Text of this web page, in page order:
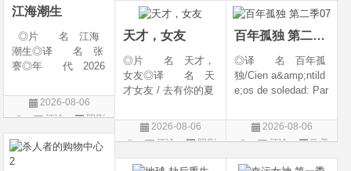
江海潮生
◎片 名 江海
潮生◎译 名 张
謇◎年 代 2026
陆◎类 别 传记
/ 历史 / 古装◎语
上映日期 2026-07-
20(中国大陆)◎
2026-08-06
评论
国剧
期 2026-08-04(中国
大陆)◎IMDb链接 t
言 汉语普通话◎上
映日期 2026-07
天才，女友
◎片 名 天才，
女友◎译 名 天
才女友 / 去有你的夏
年 代 2026◎
产 地 中国大陆
爱情◎语 言 汉
2026-08-06
评论
国剧
百年孤独 第二季07
◎译 名 百年孤
独/Cien a&amp;ntild
e;os de soledad: Par
ears of Solitude/One
Hundred Years of So
寂/百年孤寂：第一
2026-08-06
评论
欧美
剧